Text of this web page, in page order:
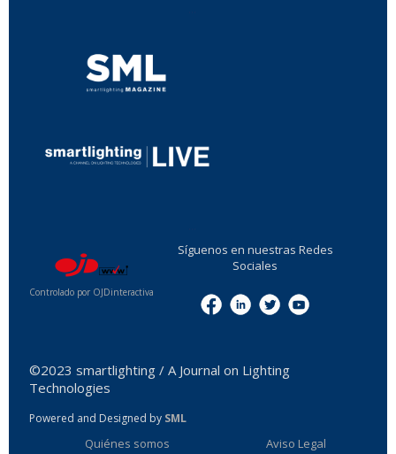
Controlado por OJDinteractiva
Síguenos en nuestras Redes
Sociales
©2023 smartlighting / A Journal on Lighting
Technologies
Powered and Designed by SML
Quiénes somos Aviso Legal